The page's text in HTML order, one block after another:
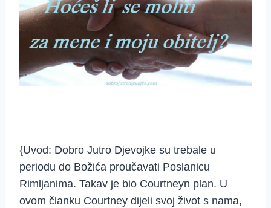
{Uvod: Dobro Jutro Djevojke su trebale u
periodu do Božića proučavati Poslanicu
Rimljanima. Takav je bio Courtneyn plan. U
ovom članku Courtney dijeli svoj život s nama,